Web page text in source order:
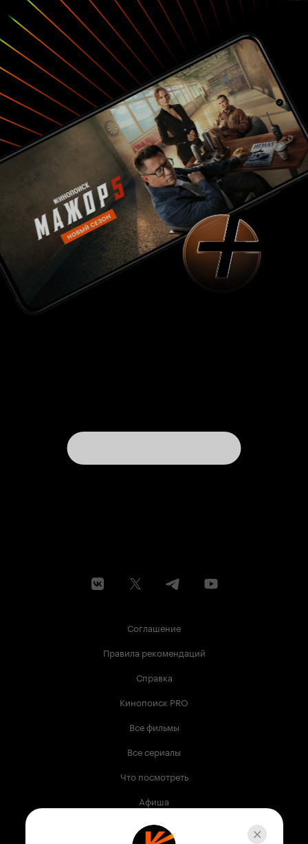
Соглашение
Правила рекомендаций
Справка
Кинопоиск PRO
Все фильмы
Все сериалы
Что посмотреть
Афиша
Музыка